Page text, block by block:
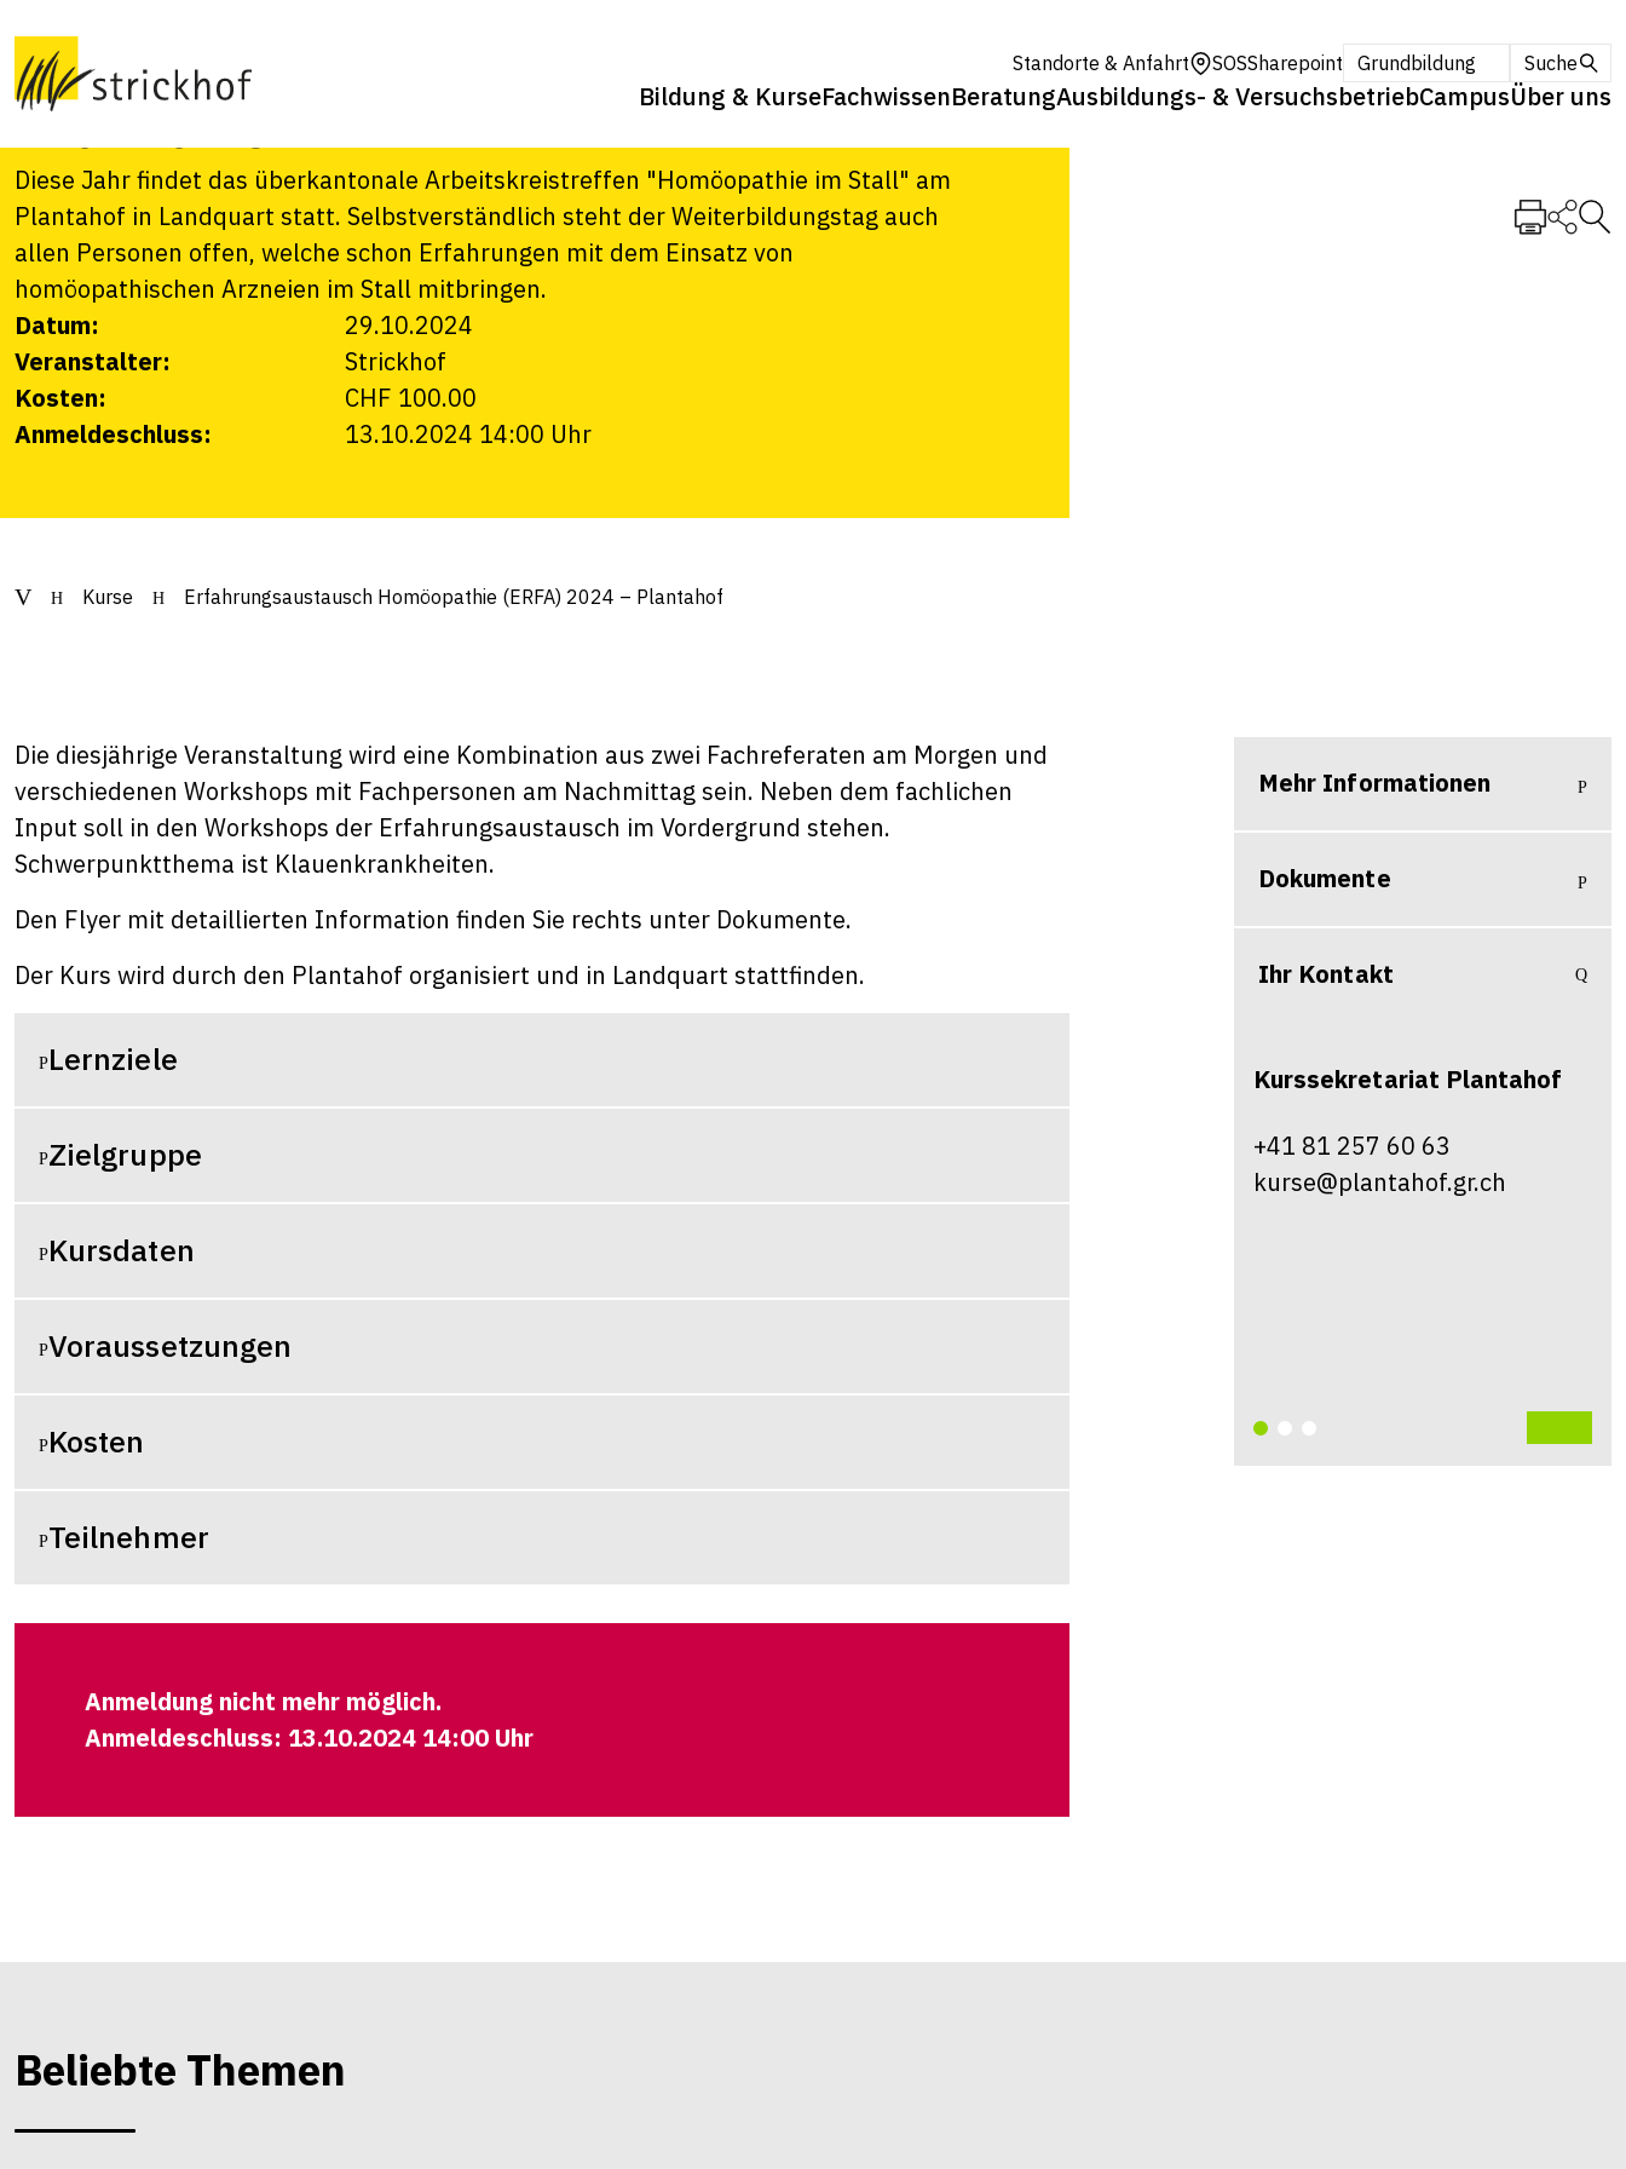
Standorte & Anfahrt SOSSharepoint Grundbildung Suche
Bildung & KurseFachwissenBeratungAusbildungs- & VersuchsbetriebCampusÜber uns
Homöopathie (ERFA) 2024 –
Plantahof
Diese Jahr findet das überkantonale Arbeitskreistreffen "Homöopathie im Stall" am
Plantahof in Landquart statt. Selbstverständlich steht der Weiterbildungstag auch
allen Personen offen, welche schon Erfahrungen mit dem Einsatz von
homöopathischen Arzneien im Stall mitbringen.
Datum:
29.10.2024
Veranstalter:
Strickhof
Kosten:
CHF 100.00
Anmeldeschluss:
13.10.2024 14:00 Uhr
Kurse Erfahrungsaustausch Homöopathie (ERFA) 2024 – Plantahof
Die diesjährige Veranstaltung wird eine Kombination aus zwei Fachreferaten am Morgen und
verschiedenen Workshops mit Fachpersonen am Nachmittag sein. Neben dem fachlichen
Input soll in den Workshops der Erfahrungsaustausch im Vordergrund stehen.
Schwerpunktthema ist Klauenkrankheiten.
Den Flyer mit detaillierten Information finden Sie rechts unter Dokumente.
Der Kurs wird durch den Plantahof organisiert und in Landquart stattfinden.
Lernziele
Zielgruppe
Kursdaten
Voraussetzungen
Kosten
Teilnehmer
Anmeldung nicht mehr möglich.
Anmeldeschluss: 13.10.2024 14:00 Uhr
Mehr Informationen
Dokumente
Ihr Kontakt
Kurssekretariat Plantahof
+41 81 257 60 63
kurse@plantahof.gr.ch
Beliebte Themen